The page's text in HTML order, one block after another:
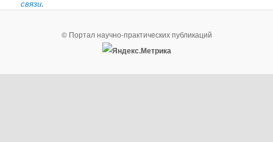
связи.
© Портал научно-практических публикаций